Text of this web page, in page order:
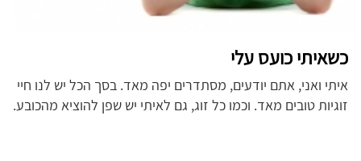
כשאיתי כועס עלי
איתי ואני, אתם יודעים, מסתדרים יפה מאד. בסך הכל יש לנו חיי
זוגיות טובים מאד. וכמו כל זוג, גם לאיתי יש שפן להוציא מהכובע.